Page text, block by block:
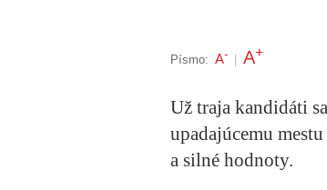
Písmo: A- A+
Už traja kandidáti
upadajúcemu
a silné hodnoty.